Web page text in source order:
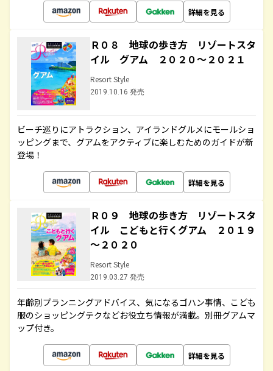
詳細を見る
Ｒ０８ 地球の歩き方 リゾートスタ
イル グアム ２０２０～２０２１
Resort Style
2019.10.16 発売
ビーチ巡りにアトラクション、アイランドグルメにモールショ
ッピングまで、グアムをアクティブに楽しむためのガイドが新
登場！
詳細を見る
Ｒ０９ 地球の歩き方 リゾートスタ
イル こどもと行くグアム ２０１９
～２０２０
Resort Style
2019.03.27 発売
年齢別プランニングアドバイス、気になるゴハン事情、こども
服のショッピングテクなどお役立ち情報が満載。別冊グアムマ
ップ付き。
詳細を見る